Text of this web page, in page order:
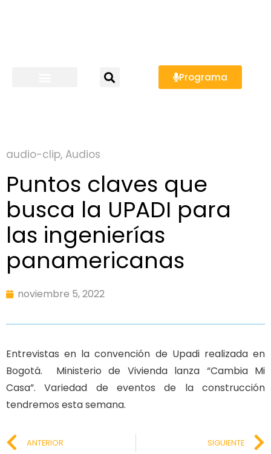
Programa
audio-clip, Audios
Puntos claves que
busca la UPADI para
las ingenierías
panamericanas
noviembre 5, 2022
Entrevistas en la convención de Upadi realizada en
Bogotá. Ministerio de Vivienda lanza “Cambia Mi
Casa”. Variedad de eventos de la construcción
tendremos esta semana.
ANTERIOR SIGUIENTE